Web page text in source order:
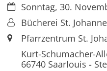
Datum:Sonntag, 30.
Von:Bücherei St.
Ort:Pfarrzentrum St.
Kurt-Schumacher-
66740Saarlouis -